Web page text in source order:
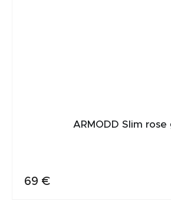
ARMODD Slim rose
69 €